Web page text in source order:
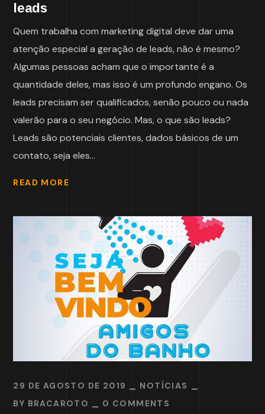
leads
Quem trabalha com marketing digital deve dar uma
atenção especial a geração de leads, não é mesmo?
Algumas pessoas acham que o importante é a
quantidade deles, mas isso é um profundo engano. Os
leads precisam ser qualificados, senão pouco ou nada
valerão para o seu negócio. Mas, o que são leads?
Leads são potenciais clientes, dados básicos de um
contato, seja eles...
READ MORE
29 DE AGOSTO DE 2019
NOTÍCIAS
BY BRACAROTO 0 COMMENTS